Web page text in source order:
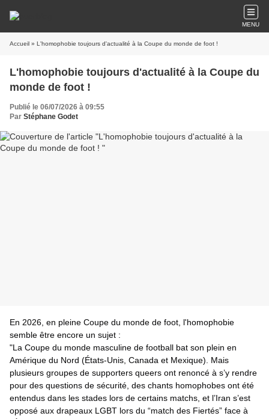
MENU
Accueil » L'homophobie toujours d'actualité à la Coupe du monde de foot !
L'homophobie toujours d'actualité à la Coupe du
monde de foot !
Publié le 06/07/2026 à 09:55
Par Stéphane Godet
En 2026, en pleine Coupe du monde de foot, l'homophobie
semble être encore un sujet :
"La Coupe du monde masculine de football bat son plein en
Amérique du Nord (États-Unis, Canada et Mexique). Mais
plusieurs groupes de supporters queers ont renoncé à s’y rendre
pour des questions de sécurité, des chants homophobes ont été
entendus dans les stades lors de certains matchs, et l’Iran s’est
opposé aux drapeaux LGBT lors du “match des Fiertés” face à